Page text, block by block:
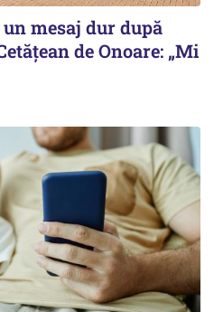
mesaj dur după
de Onoare: „Mi